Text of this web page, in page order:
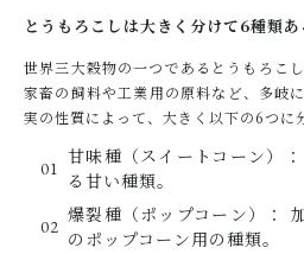
とうもろこしは大きく分けて6種類あ
世界三大穀物の一つであるとうもろこ
家畜の飼料や工業用の原料など、多岐
実の性質によって、大きく以下の6つに
甘味種（スイートコーン）
る甘い種類。
爆裂種（ポップコーン）：
のポップコーン用の種類。